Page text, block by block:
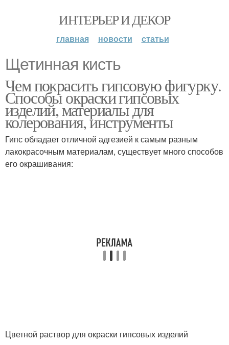
ИНТЕРЬЕР И ДЕКОР
главная новости статьи
Щетинная кисть
Чем покрасить гипсовую фигурку.
Способы окраски гипсовых
изделий, материалы для
колерования, инструменты
Гипс обладает отличной адгезией к самым разным
лакокрасочным материалам, существует много способов
его окрашивания:
Цветной раствор для окраски гипсовых изделий